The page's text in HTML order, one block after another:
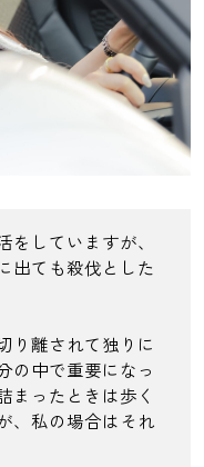
をしていますが、
出ても殺伐とした
り離されて独りに
の中で重要になっ
まったときは歩く
、私の場合はそれ